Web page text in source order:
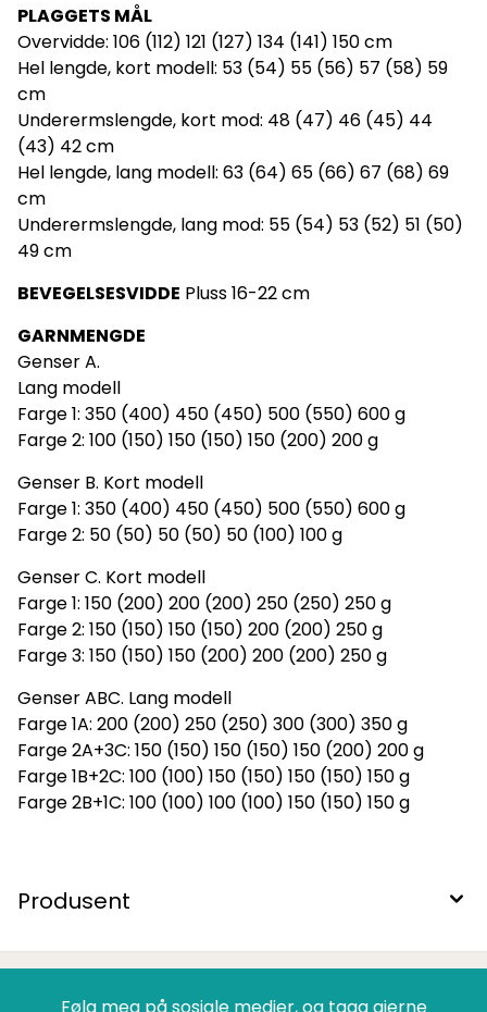
PLAGGETS MÅL
Overvidde: 106 (112) 121 (127) 134 (141) 150 cm
Hel lengde, kort modell: 53 (54) 55 (56) 57 (58) 59
cm
Underermslengde, kort mod: 48 (47) 46 (45) 44
(43) 42 cm
Hel lengde, lang modell: 63 (64) 65 (66) 67 (68) 69
cm
Underermslengde, lang mod: 55 (54) 53 (52) 51 (50)
49 cm
BEVEGELSESVIDDE Pluss 16-22 cm
GARNMENGDE
Genser A.
Lang modell
Farge 1: 350 (400) 450 (450) 500 (550) 600 g
Farge 2: 100 (150) 150 (150) 150 (200) 200 g
Genser B. Kort modell
Farge 1: 350 (400) 450 (450) 500 (550) 600 g
Farge 2: 50 (50) 50 (50) 50 (100) 100 g
Genser C. Kort modell
Farge 1: 150 (200) 200 (200) 250 (250) 250 g
Farge 2: 150 (150) 150 (150) 200 (200) 250 g
Farge 3: 150 (150) 150 (200) 200 (200) 250 g
Genser ABC. Lang modell
Farge 1A: 200 (200) 250 (250) 300 (300) 350 g
Farge 2A+3C: 150 (150) 150 (150) 150 (200) 200 g
Farge 1B+2C: 100 (100) 150 (150) 150 (150) 150 g
Farge 2B+1C: 100 (100) 100 (100) 150 (150) 150 g
Produsent